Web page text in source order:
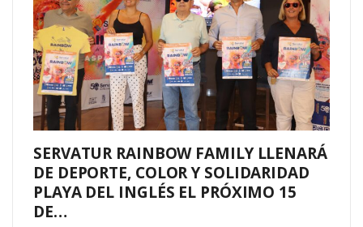
SERVATUR RAINBOW FAMILY LLENARÁ
DE DEPORTE, COLOR Y SOLIDARIDAD
PLAYA DEL INGLÉS EL PRÓXIMO 15
DE…